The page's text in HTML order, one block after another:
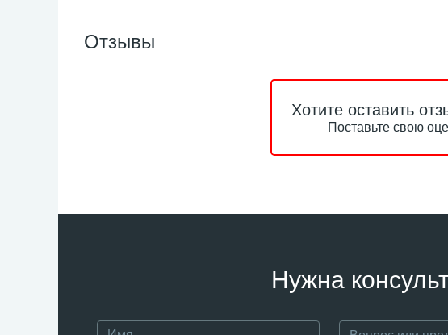
Отзывы
Хотите оставить
Поставьте свою
Нужна